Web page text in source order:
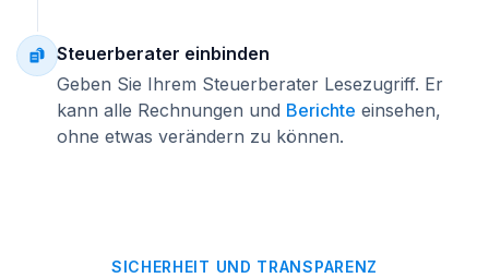
Steuerberater einbinden
Geben Sie Ihrem Steuerberater Lesezugriff. Er
kann alle Rechnungen und Berichte einsehen,
ohne etwas verändern zu können.
SICHERHEIT UND TRANSPARENZ